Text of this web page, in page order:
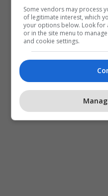
Some vendors may process
of legitimate interest, which
your options below. Look for
or in the site menu to
and cookie settings.